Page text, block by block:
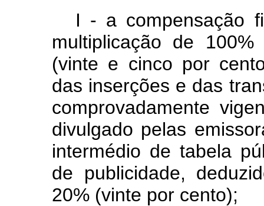
I - a compensação
multiplicação de
(vinte e cinco por
das inserções e das
comprovadamente
divulgado pelas
intermédio de tabela
de publicidade,
20% (vinte por cento);